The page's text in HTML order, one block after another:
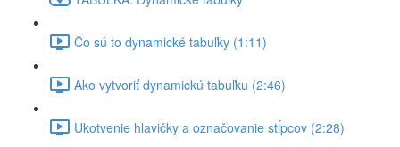
Čo sú to dynamické tabuľky (1:11)
Ako vytvoriť dynamickú tabuľku (2:46)
Ukotvenie hlavičky a označovanie stĺpcov (2:28)